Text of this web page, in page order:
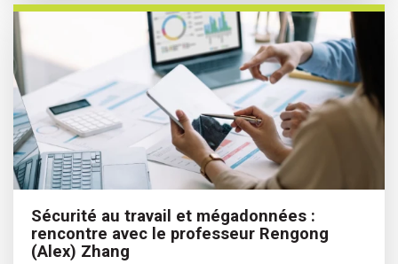
Sécurité au travail et mégadonnées :
rencontre avec le professeur Rengong
(Alex) Zhang